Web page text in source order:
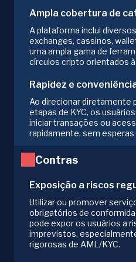
Ampla cobertura de
A plataforma inclui
exchanges, cassinos,
uma ampla gama de
círculos cripto orientados à
Rapidez e
Ao direcionar diretamente
etapas de KYC, os
iniciar transações ou
rapidamente, sem
Contras
Exposição a riscos
Utilizar ou promover
obrigatórios de
pode expor os usuários a
imprevistos,
rigorosas de AML/KYC.